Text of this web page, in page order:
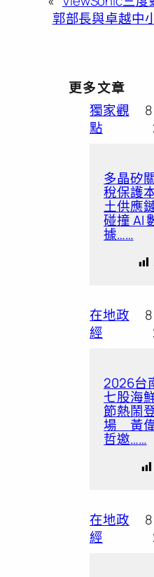
郭部長與卓越中
更多文章
獨家觀
點
多晶矽
稅保護
土供應
碰撞 AI
據……
在地政
經
2026台
七股海
節熱鬧
場 黃
哲邀……
在地政
經